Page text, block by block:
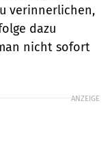
verinnerlichen,
dazu
nicht sofort
ANZEIGE